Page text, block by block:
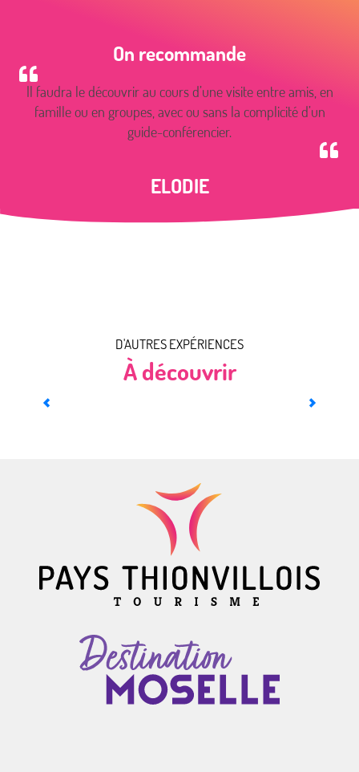
On recommande
Il faudra le découvrir au cours d’une visite entre amis, en
famille ou en groupes, avec ou sans la complicité d’un
guide-conférencier.
ELODIE
D'AUTRES EXPÉRIENCES
À découvrir